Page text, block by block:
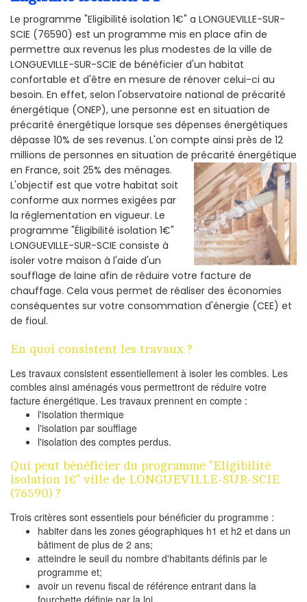
Le programme "Eligibilité isolation 1€" a LONGUEVILLE-SUR-
SCIE (76590) est un programme mis en place afin de
permettre aux revenus les plus modestes de la ville de
LONGUEVILLE-SUR-SCIE de bénéficier d'un habitat
confortable et d'être en mesure de rénover celui-ci au
besoin. En effet, selon l'observatoire national de précarité
énergétique (ONEP), une personne est en situation de
précarité énergétique lorsque ses dépenses énergétiques
dépasse 10% de ses revenus. L'on compte ainsi près de 12
millions de personnes en situation de précarité énergétique
en France, soit 25% des ménages.
L'objectif est que votre habitat soit
conforme aux normes exigées par
la réglementation en vigueur. Le
programme "Éligibilité isolation 1€"
LONGUEVILLE-SUR-SCIE consiste à
isoler votre maison à l'aide d'un
soufflage de laine afin de réduire votre facture de
chauffage. Cela vous permet de réaliser des économies
conséquentes sur votre consommation d'énergie (CEE) et
de fioul.
En quoi consistent les travaux ?
Les travaux consistent essentiellement à isoler les combles. Les
combles ainsi aménagés vous permettront de réduire votre
facture énergétique. Les travaux prennent en compte :
l'isolation thermique
l'isolation par soufflage
l'isolation des comptes perdus.
Qui peut bénéficier du programme "Eligibilité
isolation 1€" ville de LONGUEVILLE-SUR-SCIE
(76590) ?
Trois critères sont essentiels pour bénéficier du programme :
habiter dans les zones géographiques h1 et h2 et dans un
bâtiment de plus de 2 ans;
atteindre le seuil du nombre d'habitants définis par le
programme et;
avoir un revenu fiscal de référence entrant dans la